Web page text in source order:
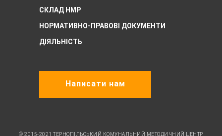
СКЛАД НМР
НОРМАТИВНО-ПРАВОВІ ДОКУМЕНТИ
ДІЯЛЬНІСТЬ
Написати нам
© 2015-2021 ТЕРНОПІЛЬСЬКИЙ КОМУНАЛЬНИЙ МЕТОДИЧНИЙ ЦЕНТР